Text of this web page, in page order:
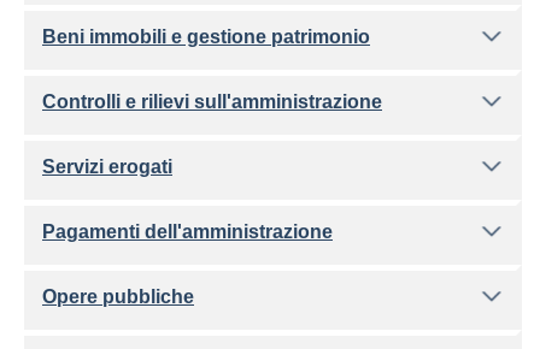
Beni immobili e gestione patrimonio
Controlli e rilievi sull'amministrazione
Servizi erogati
Pagamenti dell'amministrazione
Opere pubbliche